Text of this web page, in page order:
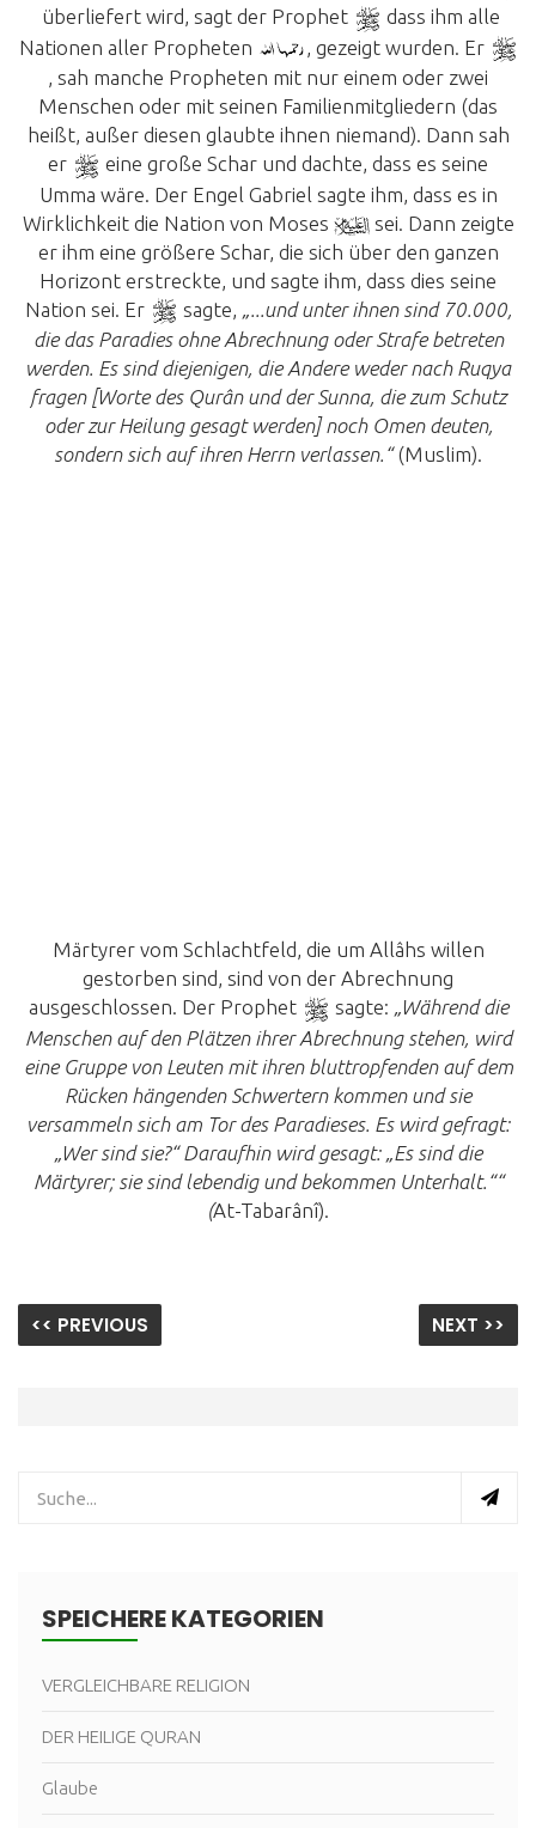
überliefert wird, sagt der Prophet
dass ihm alle
Nationen aller Propheten
, gezeigt wurden. Er
, sah manche Propheten mit nur einem oder zwei
Menschen oder mit seinen Familienmitgliedern (das
heißt, außer diesen glaubte ihnen niemand). Dann sah
er
eine große Schar und dachte, dass es seine
Umma wäre. Der Engel Gabriel sagte ihm, dass es in
Wirklichkeit die Nation von Moses
sei. Dann zeigte
er ihm eine größere Schar, die sich über den ganzen
Horizont erstreckte, und sagte ihm, dass dies seine
Nation sei. Er
sagte, „...und unter ihnen sind 70.000,
die das Paradies ohne Abrechnung oder Strafe betreten
werden. Es sind diejenigen, die Andere weder nach Ruqya
fragen [Worte des Qurân und der Sunna, die zum Schutz
oder zur Heilung gesagt werden] noch Omen deuten,
sondern sich auf ihren Herrn verlassen.“(Muslim).
Märtyrer vom Schlachtfeld, die um Allâhs willen
gestorben sind, sind von der Abrechnung
ausgeschlossen. Der Prophet
sagte: „Während die
Menschen auf den Plätzen ihrer Abrechnung stehen, wird
eine Gruppe von Leuten mit ihren bluttropfenden auf dem
Rücken hängenden Schwertern kommen und sie
versammeln sich am Tor des Paradieses. Es wird gefragt:
„Wer sind sie?“ Daraufhin wird gesagt: „Es sind die
Märtyrer; sie sind lebendig und bekommen Unterhalt.““
(At-Tabarânî).
<< PREVIOUS NEXT >>
SPEICHERE KATEGORIEN
VERGLEICHBARE RELIGION
DER HEILIGE QURAN
Glaube